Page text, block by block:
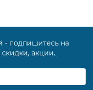
- подпишитесь на
акции.